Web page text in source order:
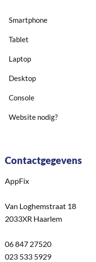
Smartphone
Tablet
Laptop
Desktop
Console
Website nodig?
Contactgegevens
AppFix
Van Loghemstraat 18
2033XR Haarlem
06 847 27520
023 533 5929